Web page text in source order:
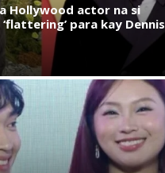
Hollywood actor na si
para kay Dennis